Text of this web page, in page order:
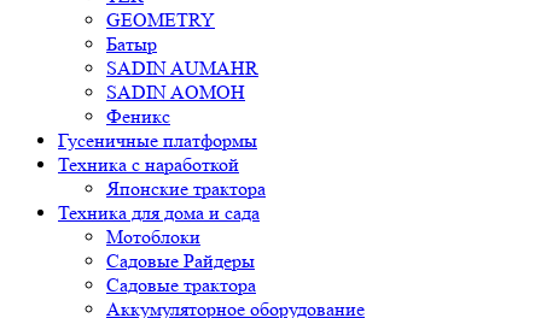
GEOMETRY
Батыр
SADIN AUMAHR
SADIN AOMOH
Феникс
Гусеничные платформы
Техника с наработкой
Японские трактора
Техника для дома и сада
Мотоблоки
Садовые Райдеры
Садовые трактора
Аккумуляторное оборудование